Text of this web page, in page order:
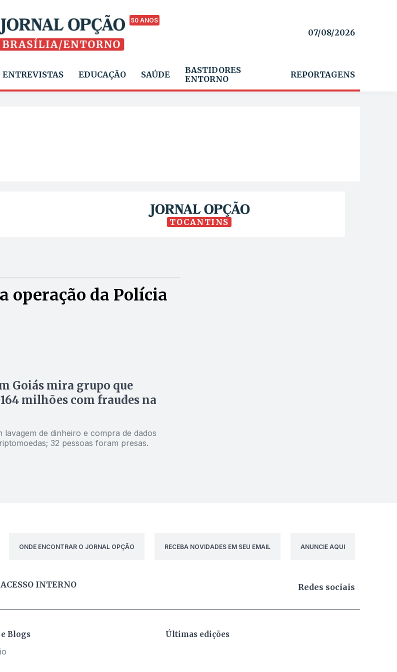
50 ANOS
07/08/2026
ENTREVISTAS EDUCAÇÃO SAÚDE
BASTIDORES
ENTORNO
REPORTAGENS
TOCANTINS
operação da Polícia
Goiás mira grupo que
milhões com fraudes na
lavagem de dinheiro e compra de dados
32 pessoas foram presas.
ONDE ENCONTRAR O JORNAL OPÇÃO
RECEBA NOVIDADES EM SEU EMAIL ANUNCIE AQUI
ACESSO INTERNO Redes sociais
Blogs Últimas edições